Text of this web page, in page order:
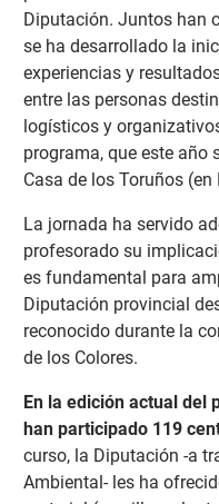
Diputación. Juntos han
se ha desarrollado la
experiencias y
entre las personas
logísticos y
programa, que este año
Casa de los Toruños
La jornada ha servido
profesorado su
es fundamental para
Diputación provincial
reconocido durante la
de los Colores.
En la edición actual del
han participado 119
curso, la Diputación -a
Ambiental- les ha